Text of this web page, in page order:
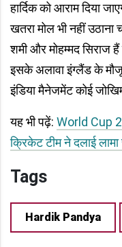
हार्दिक को आराम दिया
खतरा मोल भी नहीं उठाना
शमी और मोहम्मद सिराज
इसके अलावा इंग्लैंड के
इंडिया मैनेजमेंट कोई
यह भी पढ़ें: World Cup
क्रिकेट टीम ने दलाई
Tags
Hardik Pandya